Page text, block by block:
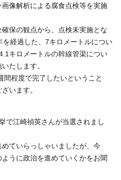
像解析による腐食点検等を実施
保の観点から、点検未実施とな
を経過した、7キロメートルについ
キロメートルの幹線管渠につい
たします。
程度で完了したいということ
います。
で江崎禎英さんが当選されまし
ていらっしゃいましたが、今
うに政治を進めていくかをお聞